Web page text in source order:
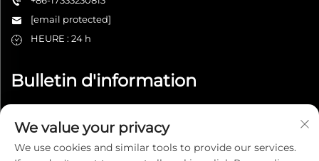
[email protected]
HEURE : 24 h
Bulletin d'information
We value your privacy
We use cookies and similar tools to provide our services.